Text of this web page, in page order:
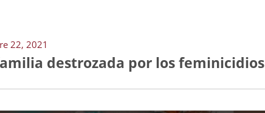
22, 2021
destrozada por los feminicidios